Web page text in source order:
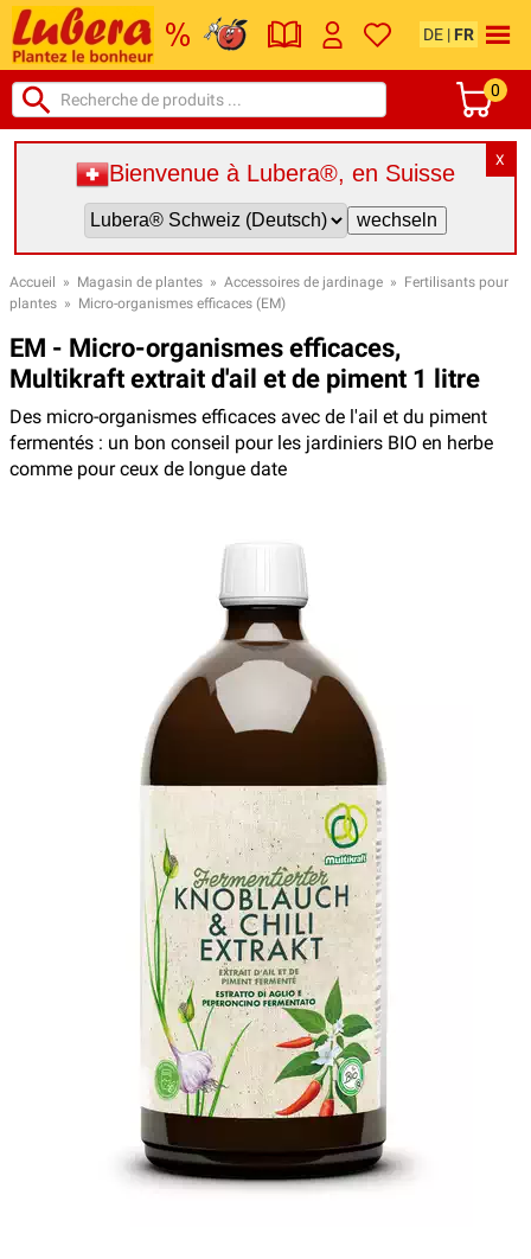
DE | FR
0
X
Bienvenue à Lubera®, en Suisse
Accueil » Magasin de plantes » Accessoires de jardinage » Fertilisants pour
plantes » Micro-organismes efficaces (EM)
EM - Micro-organismes efficaces,
Multikraft extrait d'ail et de piment 1 litre
Des micro-organismes efficaces avec de l'ail et du piment
fermentés : un bon conseil pour les jardiniers BIO en herbe
comme pour ceux de longue date